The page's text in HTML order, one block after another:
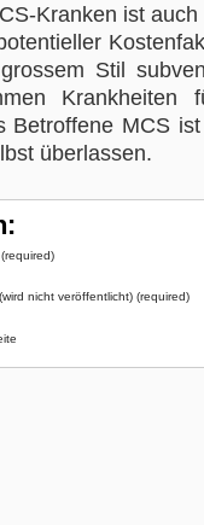
Kranken ist auch
Stil
Krankheiten
Betroffene MCS
überlassen.
nicht veröffentlicht) (required)